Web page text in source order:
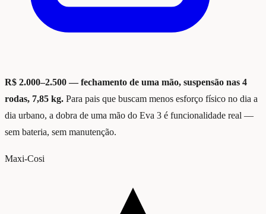
R$ 2.000–2.500 — fechamento de uma mão, suspensão nas 4
rodas, 7,85 kg. Para pais que buscam menos esforço físico no dia a
dia urbano, a dobra de uma mão do Eva 3 é funcionalidade real —
sem bateria, sem manutenção.
Maxi-Cosi